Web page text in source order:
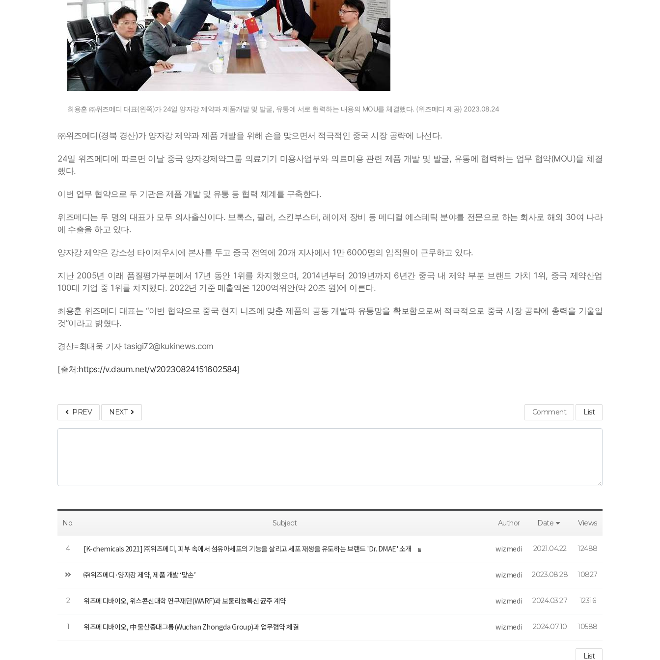
최용훈 ㈜위즈메디 대표(왼쪽)가 24일 양자강 제약과 제품개발 및 발굴, 유통에 서로 협력하는 내용의 MOU를 체결했다. (위즈메디 제공) 2023.08.24
㈜위즈메디(경북 경산)가 양자강 제약과 제품 개발을 위해 손을 맞으면서 적극적인 중국 시장 공략에 나선다.
24일 위즈메디에 따르면 이날 중국 양자강제약그룹 의료기기 미용사업부와 의료미용 관련 제품 개발 및 발굴, 유통에 협력하는 업무 협약(MOU)을 체결
했다.
이번 업무 협약으로 두 기관은 제품 개발 및 유통 등 협력 체계를 구축한다.
위즈메디는 두 명의 대표가 모두 의사출신이다. 보톡스, 필러, 스킨부스터, 레이저 장비 등 메디컬 에스테틱 분야를 전문으로 하는 회사로 해외 30여 나라
에 수출을 하고 있다.
양자강 제약은 강소성 타이저우시에 본사를 두고 중국 전역에 20개 지사에서 1만 6000명의 임직원이 근무하고 있다.
지난 2005년 이래 품질평가부분에서 17년 동안 1위를 차지했으며, 2014년부터 2019년까지 6년간 중국 내 제약 부분 브랜드 가치 1위, 중국 제약산업
100대 기업 중 1위를 차지했다. 2022년 기준 매출액은 1200억위안(약 20조 원)에 이른다.
최용훈 위즈메디 대표는 “이번 협약으로 중국 현지 니즈에 맞춘 제품의 공동 개발과 유통망을 확보함으로써 적극적으로 중국 시장 공략에 총력을 기울일
것”이라고 밝혔다.
경산=최태욱 기자 tasigi72@kukinews.com
[출처:https://v.daum.net/v/20230824151602584]
PREV NEXT Comment List
No. Subject Author Date Views
4 [K-chemicals 2021] ㈜위즈메디, 피부 속에서 섬유아세포의 기능을 살리고 세포 재생을 유도하는 브랜드 'Dr. DMAE' 소개 wizmedi 2021.04.22 12488
㈜위즈메디·양자강 제약, 제품 개발 ‘맞손’ wizmedi 2023.08.28 10827
2 위즈메디바이오, 위스콘신대학 연구재단(WARF)과 보툴리늄톡신 균주 계약 wizmedi 2024.03.27 12316
1 위즈메디바이오, 中 물산중대그룹(Wuchan Zhongda Group)과 업무협약 체결 wizmedi 2024.07.10 10588
List